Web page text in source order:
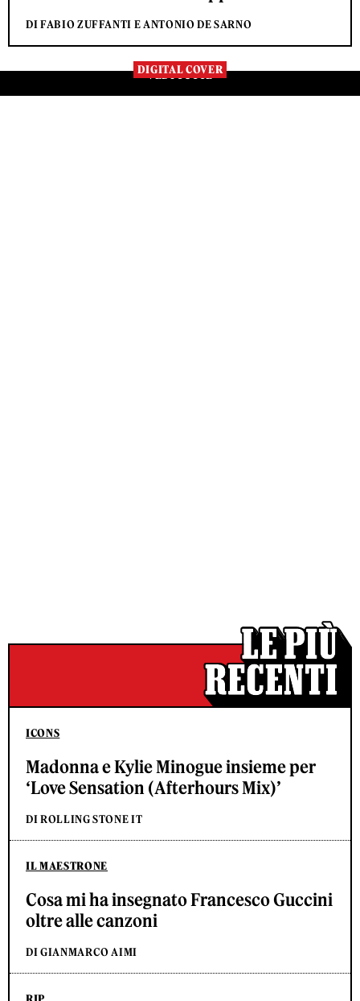
DI FABIO ZUFFANTI E ANTONIO DE SARNO
DIGITAL COVER
VEDI TUTTE
ICONS
Madonna e Kylie Minogue insieme per
‘Love Sensation (Afterhours Mix)’
DI ROLLING STONE IT
IL MAESTRONE
Cosa mi ha insegnato Francesco Guccini
oltre alle canzoni
DI GIANMARCO AIMI